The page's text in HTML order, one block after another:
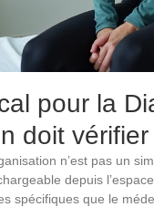
pour la
doit vérifier
n’est pas un
depuis
spécifiques que le